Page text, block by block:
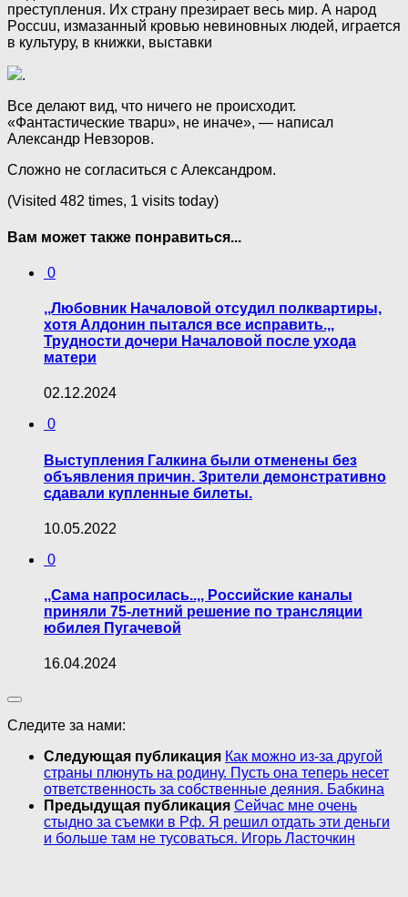
пpecтyплeнuя. Их страну презирает весь мир. А народ
Poccuu, измазанный кpoвью невиновных людей, играется
в культуру, в книжки, выставки
.
Все делают вид, что ничего не происходит.
«Фантастические твapu», не иначе», — написал
Александр Невзоров.
Сложно не согласиться с Александром.
(Visited 482 times, 1 visits today)
Вам может также понравиться...
0
,,Любовник Началовой отсудил полквартиры,
хотя Алдонин пытался все исправить.,,
Трудности дочери Началовой после ухода
матери
02.12.2024
0
Выступления Галкина были отменены без
объявления причин. Зрители демонстративно
сдавали купленные билеты.
10.05.2022
0
,,Сама напросилась..,, Российские каналы
приняли 75-летний решение по трансляции
юбилея Пугачевой
16.04.2024
Следите за нами:
Следующая публикация Как можно из-за другой
страны плюнуть на родину. Пусть она теперь несет
ответственность за собственные деяния. Бабкина
Предыдущая публикация Сейчас мне очень
стыдно за съемки в Рф. Я решил отдать эти деньги
и больше там не тусоваться. Игорь Ласточкин